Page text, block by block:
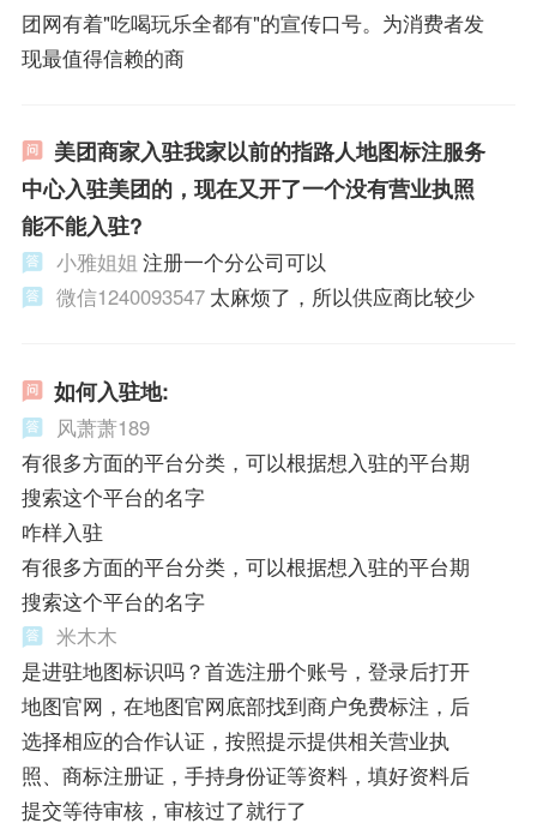
团网有着"吃喝玩乐全都有"的宣传口号。为消费者发
现最值得信赖的商
美团商家入驻我家以前的指路人地图标注服务
中心入驻美团的，现在又开了一个没有营业执照
能不能入驻?
小雅姐姐 注册一个分公司可以
微信1240093547 太麻烦了，所以供应商比较少
如何入驻地:
风萧萧189
有很多方面的平台分类，可以根据想入驻的平台期
搜索这个平台的名字
咋样入驻
有很多方面的平台分类，可以根据想入驻的平台期
搜索这个平台的名字
米木木
是进驻地图标识吗？首选注册个账号，登录后打开
地图官网，在地图官网底部找到商户免费标注，后
选择相应的合作认证，按照提示提供相关营业执
照、商标注册证，手持身份证等资料，填好资料后
提交等待审核，审核过了就行了